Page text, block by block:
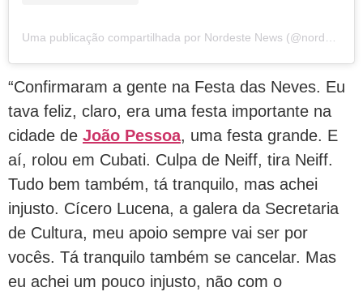
“Confirmaram a gente na Festa das Neves. Eu
tava feliz, claro, era uma festa importante na
cidade de João Pessoa, uma festa grande. E
aí, rolou em Cubati. Culpa de Neiff, tira Neiff.
Tudo bem também, tá tranquilo, mas achei
injusto. Cícero Lucena, a galera da Secretaria
de Cultura, meu apoio sempre vai ser por
vocês. Tá tranquilo também se cancelar. Mas
eu achei um pouco injusto, não com o